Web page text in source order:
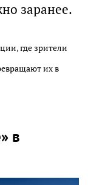
заранее.
где зрители
их в
в